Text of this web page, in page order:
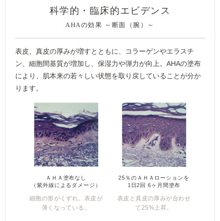
科学的・臨床的エビデンス
AHAの効果 ～断面（腕）～
表皮、真皮の厚みが増すとともに、コラーゲンやエラスチ
ン、細胞間基質が増加し、保湿力や弾力が向上。AHAの塗布
により、肌本来の若々しい状態を取り戻していることが分か
ります。
ＡＨＡ塗布なし
（紫外線によるダメージ）
細胞の形がくずれ、 表皮が
薄くなっている。
25％のＡＨＡローションを
1日2回 6ヶ月間塗布
表皮と真皮の厚みが合わせ
て25%上昇。